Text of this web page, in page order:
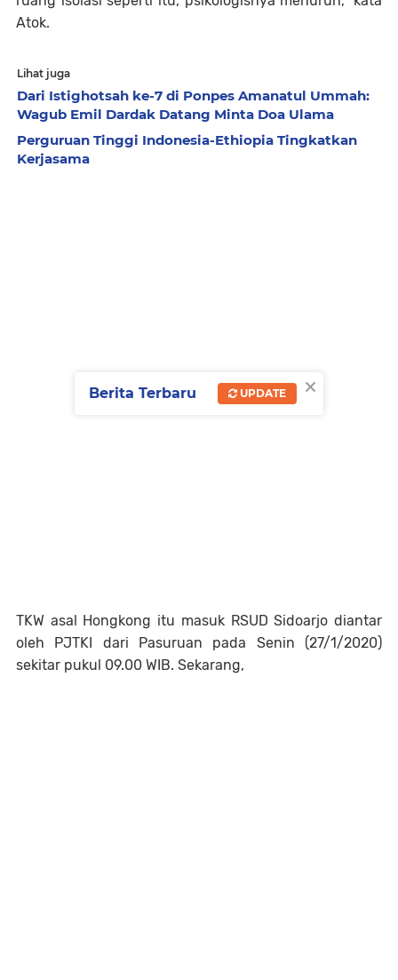
Atok.
Lihat juga
Dari Istighotsah ke-7 di Ponpes Amanatul Ummah:
Wagub Emil Dardak Datang Minta Doa Ulama
Perguruan Tinggi Indonesia-Ethiopia Tingkatkan
Kerjasama
TKW asal Hongkong itu masuk RSUD Sidoarjo diantar
oleh PJTKI dari Pasuruan pada Senin (27/1/2020)
sekitar pukul 09.00 WIB. Sekarang,
×
Berita Terbaru UPDATE